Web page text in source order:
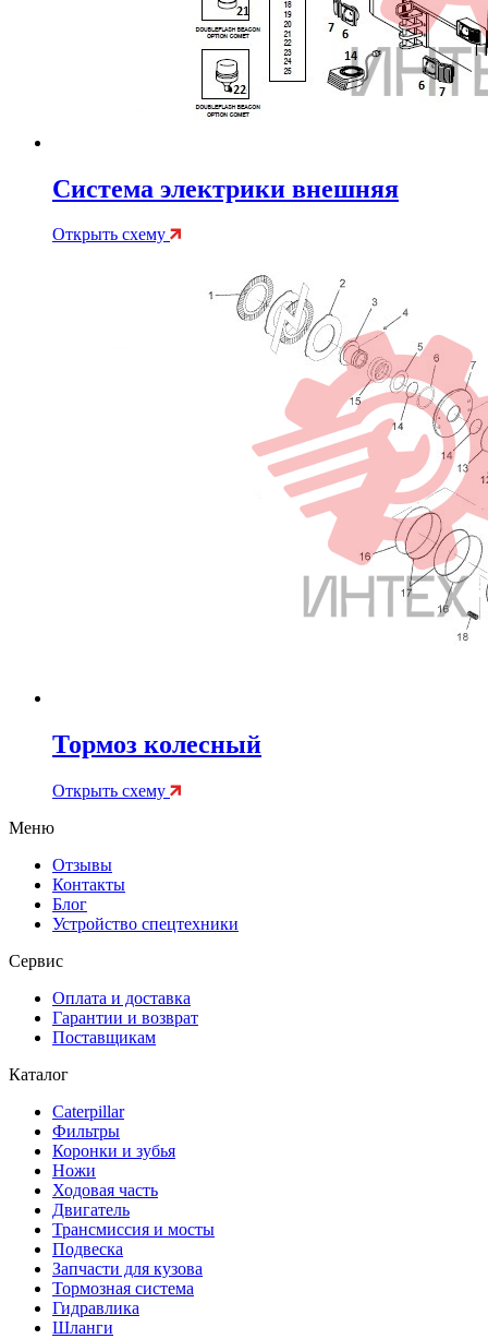
Система электрики внешняя
Открыть схему
Тормоз колесный
Открыть схему
Меню
Отзывы
Контакты
Блог
Устройство спецтехники
Сервис
Оплата и доставка
Гарантии и возврат
Поставщикам
Каталог
Caterpillar
Фильтры
Коронки и зубья
Ножи
Ходовая часть
Двигатель
Трансмиссия и мосты
Подвеска
Запчасти для кузова
Тормозная система
Гидравлика
Шланги